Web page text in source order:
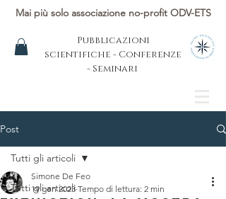
Mai più solo associazione no-profit ODV-ETS
Pubblicazioni
scientifiche - Conferenze
- Seminari
Post
Tutti gli articoli
Tutti gli articoli
Simone De Feo
19 gen 2023 Tempo di lettura: 2 min